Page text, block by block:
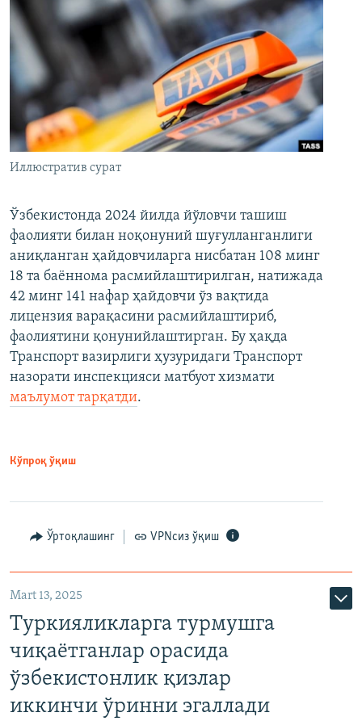
Иллюстратив сурат
Ўзбекистонда 2024 йилда йўловчи ташиш
фаолияти билан ноқонуний шуғулланганлиги
аниқланган ҳайдовчиларга нисбатан 108 минг
18 та баённома расмийлаштирилган, натижада
42 минг 141 нафар ҳайдовчи ўз вақтида
лицензия варақасини расмийлаштириб,
фаолиятини қонунийлаштирган. Бу ҳақда
Транспорт вазирлиги ҳузуридаги Транспорт
назорати инспекцияси матбуот хизмати
маълумот тарқатди.
Кўпроқ ўқиш
Ўртоқлашинг VPNсиз ўқиш
Mart 13, 2025
Туркияликларга турмушга
чиқаётганлар орасида
ўзбекистонлик қизлар
иккинчи ўринни эгаллади